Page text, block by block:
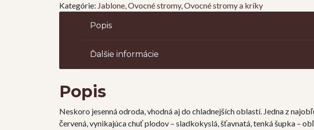
Kategórie: Jablone,Ovocné stromy,Ovocné stromy a kríky
Popis
Ďalšie informácie
Popis
Neskoro jesenná odroda, vhodná aj do chladnejších oblastí. Jedna z
červená, vynikajúca chuť plodov – sladkokyslá, šťavnatá, tenká šupka –